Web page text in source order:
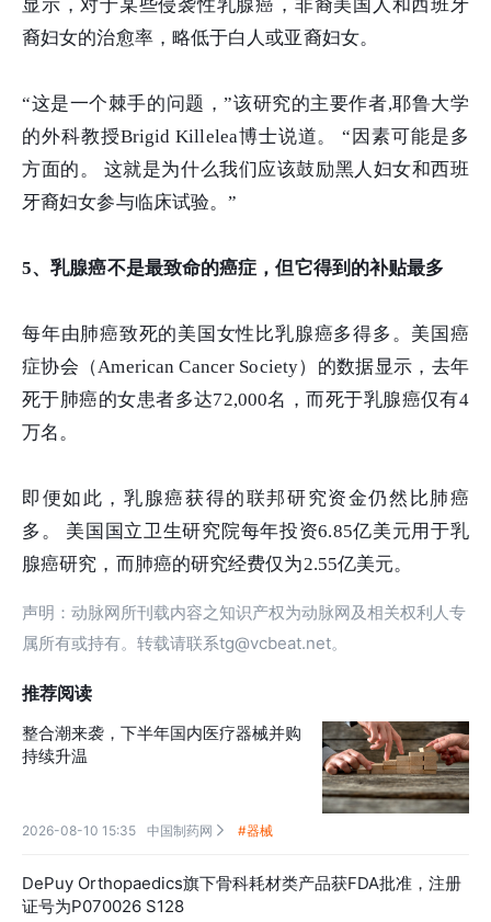
显示，对于某些侵袭性乳腺癌，非裔美国人和西班牙
裔妇女的治愈率，略低于白人或亚裔妇女。
“这是一个棘手的问题，”该研究的主要作者,耶鲁大学
的外科教授Brigid Killelea博士说道。 “因素可能是多
方面的。 这就是为什么我们应该鼓励黑人妇女和西班
牙裔妇女参与临床试验。”
5、乳腺癌不是最致命的癌症，但它得到的补贴最多
每年由肺癌致死的美国女性比乳腺癌多得多。美国癌
症协会（American Cancer Society）的数据显示，去年
死于肺癌的女患者多达72,000名，而死于乳腺癌仅有4
万名。
即便如此，乳腺癌获得的联邦研究资金仍然比肺癌
多。 美国国立卫生研究院每年投资6.85亿美元用于乳
腺癌研究，而肺癌的研究经费仅为2.55亿美元。
声明：动脉网所刊载内容之知识产权为动脉网及相关权利人专
属所有或持有。转载请联系tg@vcbeat.net。
推荐阅读
整合潮来袭，下半年国内医疗器械并购
持续升温
2026-08-10 15:35 中国制药网  #器械
DePuy Orthopaedics旗下骨科耗材类产品获FDA批准，注册
证号为P070026 S128